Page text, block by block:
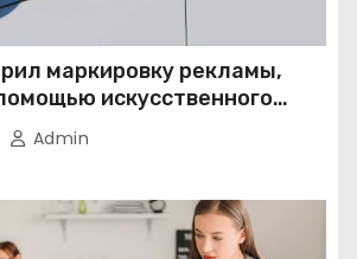
маркировку рекламы,
искусственного
Admin